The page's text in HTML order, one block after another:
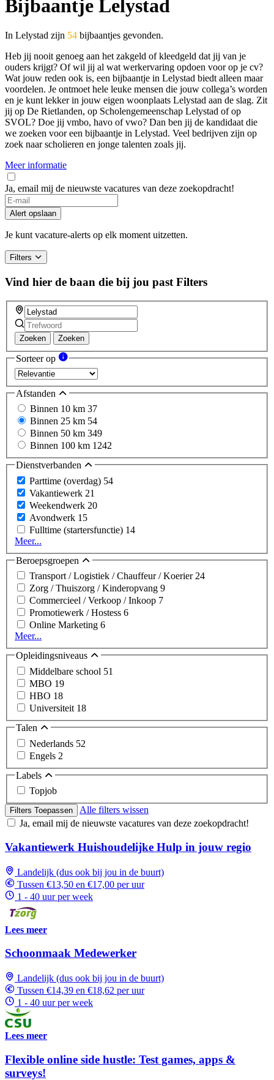
Bijbaantje Lelystad
In Lelystad zijn 54 bijbaantjes gevonden.
Heb jij nooit genoeg aan het zakgeld of kleedgeld dat jij van je
ouders krijgt? Of wil jij al wat werkervaring opdoen voor op je cv?
Wat jouw reden ook is, een bijbaantje in Lelystad biedt alleen maar
voordelen. Je ontmoet hele leuke mensen die jouw collega’s worden
en je kunt lekker in jouw eigen woonplaats Lelystad aan de slag. Zit
jij op De Rietlanden, op Scholengemeenschap Lelystad of op
SVOL? Doe jij vmbo, havo of vwo? Dan ben jij de kandidaat die
we zoeken voor een bijbaantje in Lelystad. Veel bedrijven zijn op
zoek naar scholieren en jonge talenten zoals jij.
Meer informatie
Ja, email mij de nieuwste vacatures van deze zoekopdracht!
Alert opslaan
Je kunt vacature-alerts op elk moment uitzetten.
Filters
Vind hier de baan die bij jou past Filters
Zoeken Zoeken
Sorteer op
Afstanden
Binnen 10 km 37
Binnen 25 km 54
Binnen 50 km 349
Binnen 100 km 1242
Dienstverbanden
Parttime (overdag) 54
Vakantiewerk 21
Weekendwerk 20
Avondwerk 15
Fulltime (startersfunctie) 14
Meer...
Beroepsgroepen
Transport / Logistiek / Chauffeur / Koerier24
Zorg / Thuiszorg / Kinderopvang 9
Commercieel / Verkoop / Inkoop 7
Promotiewerk / Hostess 6
Online Marketing 6
Meer...
Opleidingsniveaus
Middelbare school 51
MBO 19
HBO 18
Universiteit 18
Talen
Nederlands 52
Engels 2
Labels
Topjob
Filters Toepassen
Alle filters wissen
Ja, email mij de nieuwste vacatures van deze zoekopdracht!
Vakantiewerk Huishoudelijke Hulp in jouw regio
Landelijk (dus ook bij jou in de buurt)
Tussen €13,50 en €17,00 per uur
1 - 40 uur per week
Lees meer
Schoonmaak Medewerker
Landelijk (dus ook bij jou in de buurt)
Tussen €14,39 en €18,62 per uur
1 - 40 uur per week
Lees meer
Flexible online side hustle: Test games, apps &
surveys!